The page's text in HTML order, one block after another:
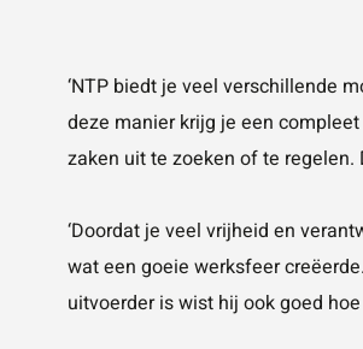
‘NTP biedt je veel verschillende
deze manier krijg je een
zaken uit te zoeken of te
‘Doordat je veel vrijheid en
wat een goeie werksfeer
uitvoerder is wist hij ook goed